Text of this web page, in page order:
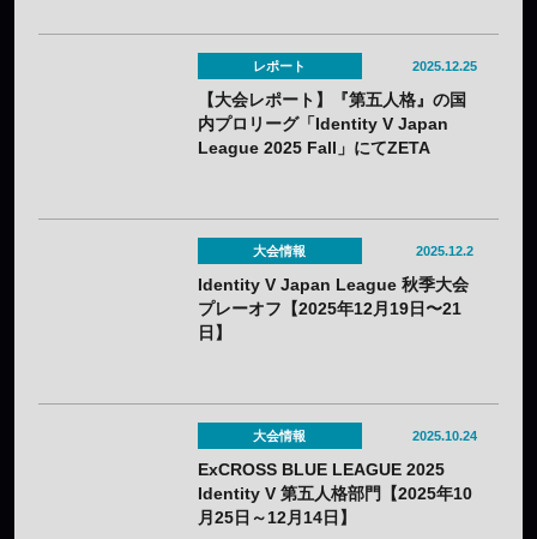
レポート 2025.12.25
【大会レポート】『第五人格』の国
内プロリーグ「Identity V Japan
League 2025 Fall」にてZETA
大会情報 2025.12.2
Identity V Japan League 秋季大会
プレーオフ【2025年12月19日〜21
日】
大会情報 2025.10.24
ExCROSS BLUE LEAGUE 2025
Identity V 第五人格部門【2025年10
月25日～12月14日】